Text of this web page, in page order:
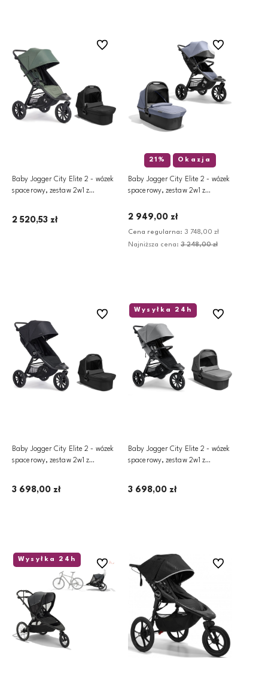
Baby Jogger City Elite 2 - wózek
spacerowy, zestaw 2w1 z
2 520,53 zł
Do ulubionych
21% Okazja
Baby Jogger City Elite 2 - wózek
spacerowy, zestaw 2w1 z
2 949,00 zł
Cena regularna: 3 748,00 zł
Najniższa cena: 3 248,00 zł
Do ulubionych
Baby Jogger City Elite 2 - wózek
spacerowy, zestaw 2w1 z
3 698,00 zł
Do ulubionych
Wysyłka 24h
Baby Jogger City Elite 2 - wózek
spacerowy, zestaw 2w1 z
3 698,00 zł
Do ulubionych
Wysyłka 24h
Do ulubionych Do ulubionych